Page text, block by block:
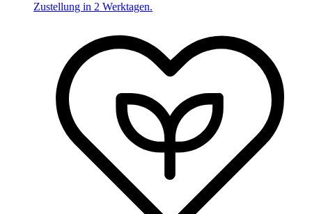
Zustellung in 2 Werktagen.